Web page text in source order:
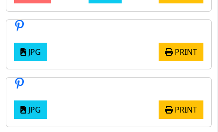
JPG PRINT
JPG PRINT